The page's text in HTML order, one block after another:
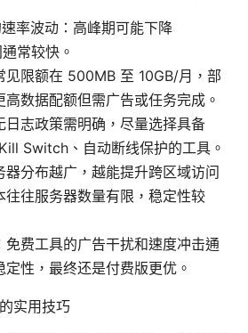
率波动：高峰期可能下降
常较快。
见限额在 500MB 至 10GB/月，部
数据配额但需广告或任务完成。
日志政策需明确，尽量选择具备
Switch、自动断线保护的工具。
器分布越广，越能提升跨区域访问
往往服务器数量有限，稳定性较
免费工具的广告干扰和速度冲击通
性，最终还是付费版更优。
实用技巧